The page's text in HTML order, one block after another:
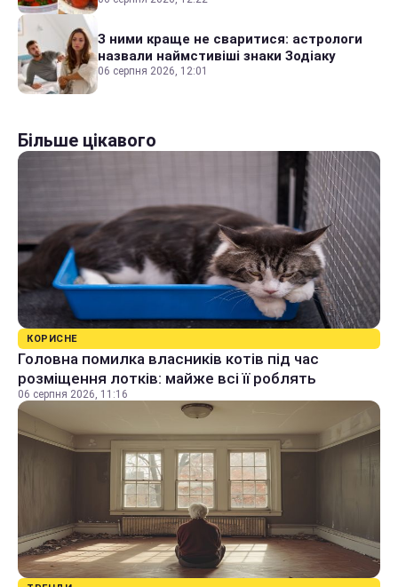
З ними краще не сваритися: астрологи
назвали наймстивіші знаки Зодіаку
06 серпня 2026, 12:01
Більше цікавого
КОРИСНЕ
Головна помилка власників котів під час
розміщення лотків: майже всі її роблять
06 серпня 2026, 11:16